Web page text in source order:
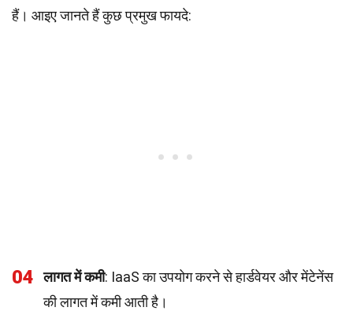
हैं। आइए जानते हैं कुछ प्रमुख फायदे:
04 लागत में कमी: IaaS का उपयोग करने से हार्डवेयर और मेंटेनेंस
की लागत में कमी आती है।